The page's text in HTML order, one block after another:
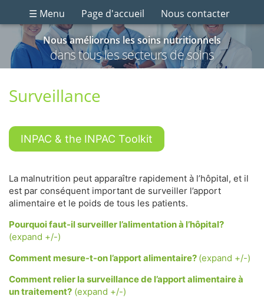
☰ Menu Page d'accueil Nous contacter
Nous améliorons les soins nutritionnels
dans tous les secteurs de soins
Surveillance
INPAC & the INPAC Toolkit
La malnutrition peut apparaître rapidement à l’hôpital, et il
est par conséquent important de surveiller l’apport
alimentaire et le poids de tous les patients.
Pourquoi faut-il surveiller l’alimentation à l’hôpital?
(expand +/-)
Comment mesure-t-on l’apport alimentaire? (expand +/-)
Comment relier la surveillance de l’apport alimentaire à
un traitement? (expand +/-)